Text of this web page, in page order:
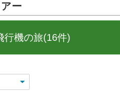
ー
行機の旅(16件)